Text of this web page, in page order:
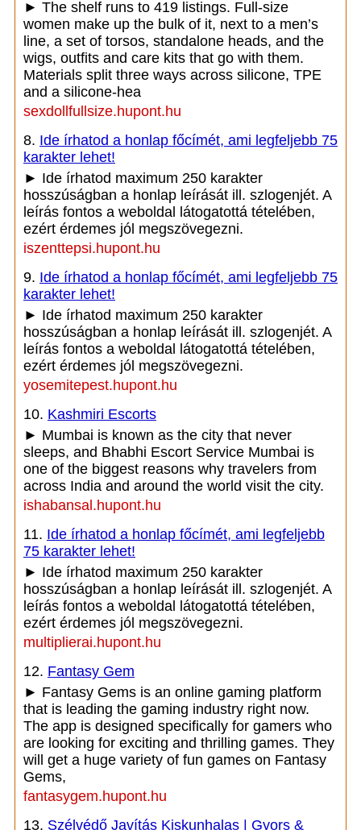
► The shelf runs to 419 listings. Full-size
women make up the bulk of it, next to a men’s
line, a set of torsos, standalone heads, and the
wigs, outfits and care kits that go with them.
Materials split three ways across silicone, TPE
and a silicone-hea
sexdollfullsize.hupont.hu
8. Ide írhatod a honlap főcímét, ami legfeljebb 75
karakter lehet!
► Ide írhatod maximum 250 karakter
hosszúságban a honlap leírását ill. szlogenjét. A
leírás fontos a weboldal látogatottá tételében,
ezért érdemes jól megszövegezni.
iszenttepsi.hupont.hu
9. Ide írhatod a honlap főcímét, ami legfeljebb 75
karakter lehet!
► Ide írhatod maximum 250 karakter
hosszúságban a honlap leírását ill. szlogenjét. A
leírás fontos a weboldal látogatottá tételében,
ezért érdemes jól megszövegezni.
yosemitepest.hupont.hu
10. Kashmiri Escorts
► Mumbai is known as the city that never
sleeps, and Bhabhi Escort Service Mumbai is
one of the biggest reasons why travelers from
across India and around the world visit the city.
ishabansal.hupont.hu
11. Ide írhatod a honlap főcímét, ami legfeljebb
75 karakter lehet!
► Ide írhatod maximum 250 karakter
hosszúságban a honlap leírását ill. szlogenjét. A
leírás fontos a weboldal látogatottá tételében,
ezért érdemes jól megszövegezni.
multiplierai.hupont.hu
12. Fantasy Gem
► Fantasy Gems is an online gaming platform
that is leading the gaming industry right now.
The app is designed specifically for gamers who
are looking for exciting and thrilling games. They
will get a huge variety of fun games on Fantasy
Gems,
fantasygem.hupont.hu
13. Szélvédő Javítás Kiskunhalas | Gyors &